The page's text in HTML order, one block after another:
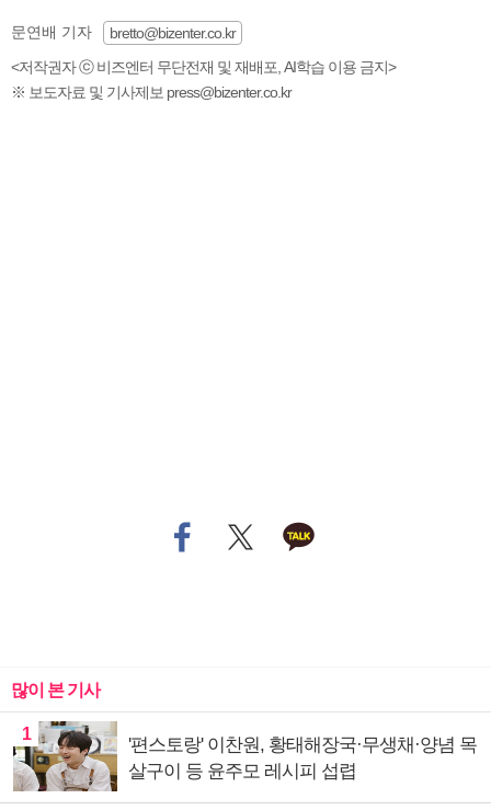
문연배 기자
bretto@bizenter.co.kr
<저작권자 ⓒ 비즈엔터 무단전재 및 재배포, AI학습 이용 금지>
※ 보도자료 및 기사제보 press@bizenter.co.kr
많이 본 기사
1
'편스토랑' 이찬원, 황태해장국·무생채·양념 목
살구이 등 윤주모 레시피 섭렵